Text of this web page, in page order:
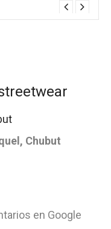
Chubut
en Google